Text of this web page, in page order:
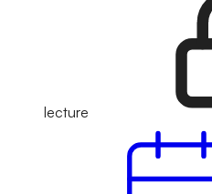
lecture